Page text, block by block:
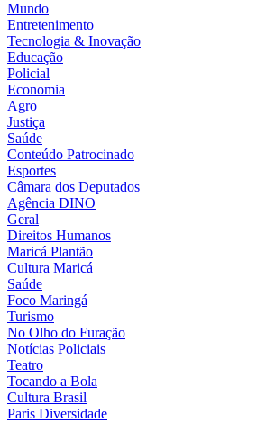
Mundo
Entretenimento
Tecnologia & Inovação
Educação
Policial
Economia
Agro
Justiça
Saúde
Conteúdo Patrocinado
Esportes
Câmara dos Deputados
Agência DINO
Geral
Direitos Humanos
Maricá Plantão
Cultura Maricá
Saúde
Foco Maringá
Turismo
No Olho do Furação
Notícias Policiais
Teatro
Tocando a Bola
Cultura Brasil
Paris Diversidade